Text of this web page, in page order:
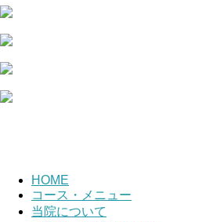
HOME
コース・メニュー
当院について